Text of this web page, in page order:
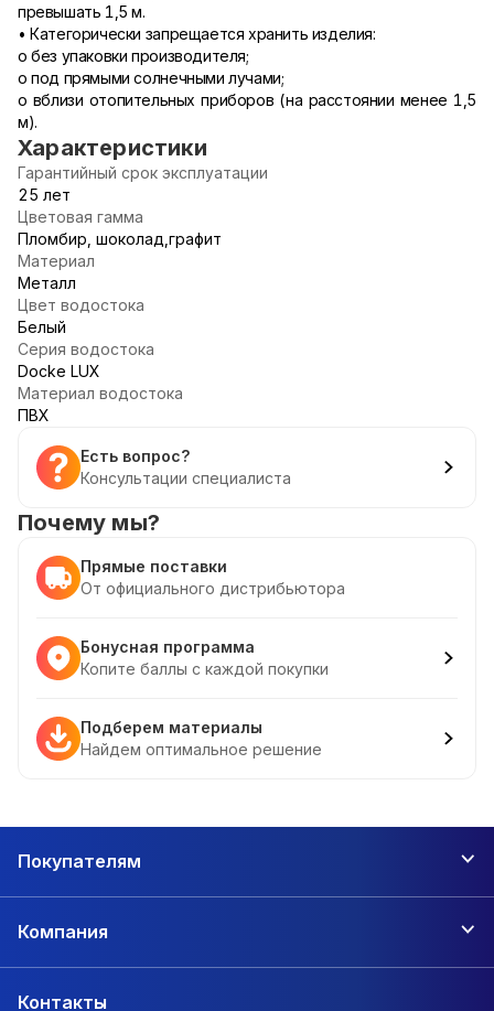
превышать 1,5 м.
• Категорически запрещается хранить изделия:
o без упаковки производителя;
o под прямыми солнечными лучами;
o вблизи отопительных приборов (на расстоянии менее 1,5
м).
Характеристики
Гарантийный срок эксплуатации
25 лет
Цветовая гамма
Пломбир, шоколад,графит
Материал
Металл
Цвет водостока
Белый
Серия водостока
Docke LUX
Материал водостока
ПВХ
Есть вопрос?
Консультации специалиста
Почему мы?
Прямые поставки
От официального дистрибьютора
Бонусная программа
Копите баллы с каждой покупки
Подберем материалы
Найдем оптимальное решение
Покупателям
Компания
Контакты